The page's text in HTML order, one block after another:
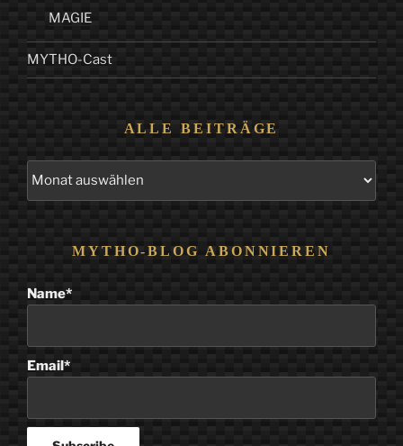
MAGIE
MYTHO-Cast
ALLE BEITRÄGE
MYTHO-BLOG ABONNIEREN
Name*
Email*